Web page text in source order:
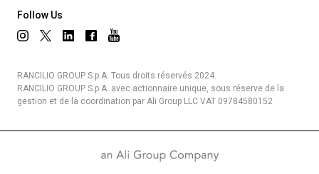
Follow Us
RANCILIO GROUP S.p.A. Tous droits réservés 2024.
RANCILIO GROUP S.p.A. avec actionnaire unique, sous réserve de la
gestion et de la coordination par Ali Group LLC VAT 09784580152